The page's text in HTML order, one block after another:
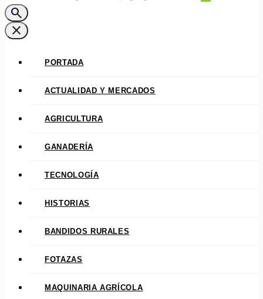
search
close
PORTADA
ACTUALIDAD Y MERCADOS
AGRICULTURA
GANADERÍA
TECNOLOGÍA
HISTORIAS
BANDIDOS RURALES
FOTAZAS
MAQUINARIA AGRÍCOLA